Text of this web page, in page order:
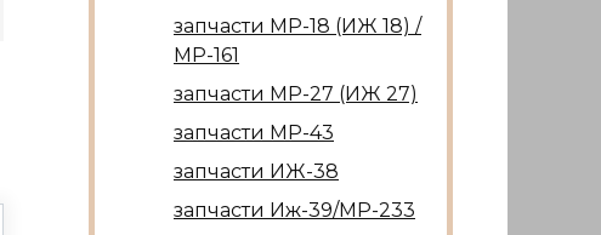
запчасти МР-18 (ИЖ 18) /
МР-161
запчасти МР-27 (ИЖ 27)
запчасти МР-43
запчасти ИЖ-38
запчасти Иж-39/МР-233